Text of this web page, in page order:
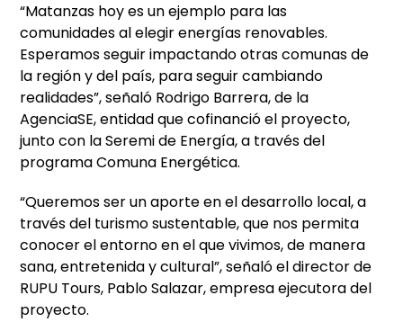
“Matanzas hoy es un ejemplo para las
comunidades al elegir energías renovables.
Esperamos seguir impactando otras comunas de
la región y del país, para seguir cambiando
realidades”, señaló Rodrigo Barrera, de la
AgenciaSE, entidad que cofinanció el proyecto,
junto con la Seremi de Energía, a través del
programa Comuna Energética.
“Queremos ser un aporte en el desarrollo local, a
través del turismo sustentable, que nos permita
conocer el entorno en el que vivimos, de manera
sana, entretenida y cultural”, señaló el director de
RUPU Tours, Pablo Salazar, empresa ejecutora del
proyecto.